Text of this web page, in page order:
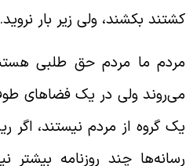
بکشند، ولی زیر بار نروید.
ما مردم حق طلبی
ولی در یک فضاهای
گروه از مردم نیستند، اگر
چند روزنامه بیشتر